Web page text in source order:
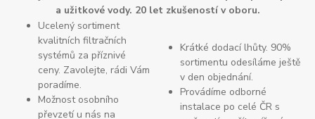
a užitkové vody. 20 let zkušeností v oboru.
Ucelený sortiment
kvalitních filtračních
systémů za příznivé
ceny. Zavolejte, rádi Vám
poradíme.
Možnost osobního
převzetí u nás na
Krátké dodací lhůty. 90%
sortimentu odesíláme ještě
v den objednání.
Provádíme odborné
instalace po celé ČR s